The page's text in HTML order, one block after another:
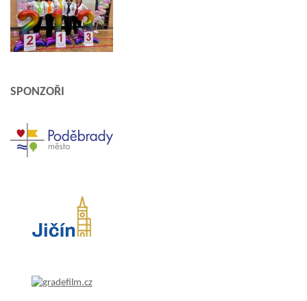
SPONZOŘI